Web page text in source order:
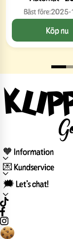
Bäst före:2025-
Köp nu
🧡 Information
💌 Kundservice
🗯️ Let’s chat!